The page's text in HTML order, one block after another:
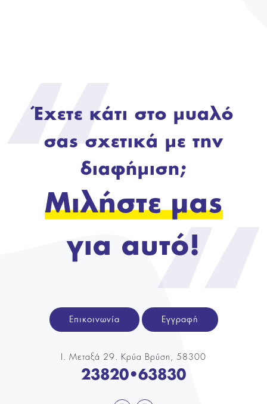
Έχετε κάτι στο μυαλό
σας σχετικά με την
διαφήμιση;
Μιλήστε μας
για αυτό!
Επικοινωνία Εγγραφή
Ι. Μεταξά 29. Κρύα Βρύση, 58300
23820•63830